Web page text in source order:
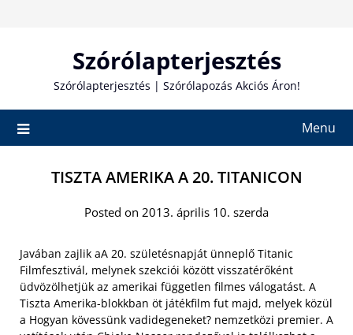
Szórólapterjesztés
Szórólapterjesztés | Szórólapozás Akciós Áron!
Menu
TISZTA AMERIKA A 20. TITANICON
Posted on 2013. április 10. szerda
Javában zajlik aA 20. születésnapját ünneplő Titanic
Filmfesztivál, melynek szekciói között visszatérőként
üdvözölhetjük az amerikai független filmes válogatást. A
Tiszta Amerika-blokkban öt játékfilm fut majd, melyek közül
a Hogyan kövessünk vadidegeneket? nemzetközi premier. A